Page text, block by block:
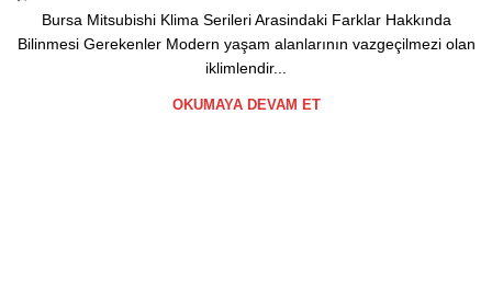
Bursa Mitsubishi Klima Serileri Arasindaki Farklar Hakkında
Bilinmesi Gerekenler Modern yaşam alanlarının vazgeçilmezi olan
iklimlendir...
OKUMAYA DEVAM ET